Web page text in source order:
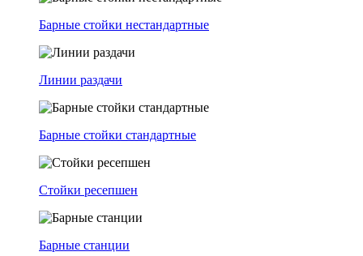
Барные стойки нестандартные
Линии раздачи
Барные стойки стандартные
Стойки ресепшен
Барные станции